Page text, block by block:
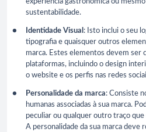
experiência gastronómica ou
sustentabilidade.
Identidade Visual : Isto inclui o seu
tipografia e quaisquer outros
marca. Estes elementos devem ser
plataformas, incluindo o design
o website e os perfis nas redes
Personalidade da marca: Consiste
humanas associadas à sua marca.
peculiar ou qualquer outro traço
A personalidade da sua marca deve